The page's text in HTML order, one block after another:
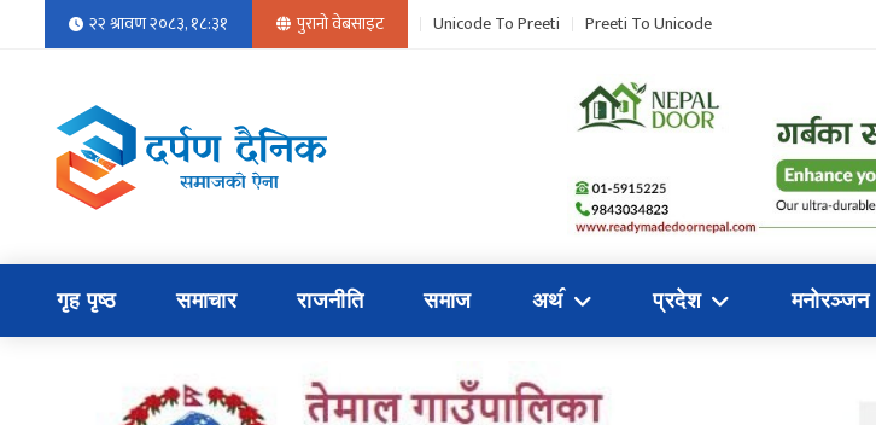
२२ श्रावण २०८३, १८:३१ पुरानो वेबसाइट Unicode To Preeti Preeti To Unicode
गृह पृष्ठ समाचार राजनीति समाज अथ॔ प्रदेश मनोरञ्जन